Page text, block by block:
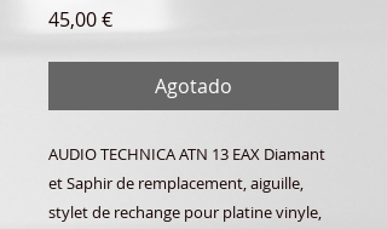
45,00 €Precio
Agotado
AUDIO TECHNICA ATN 13 EAX Diamant
et Saphir de remplacement, aiguille,
stylet de rechange pour platine vinyle,